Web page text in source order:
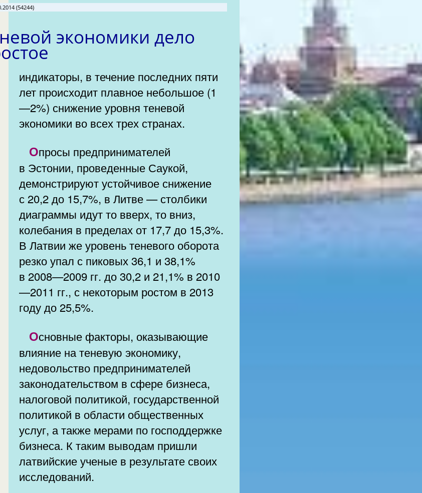
(54244)
экономики дело
индикаторы, в течение последних пяти
лет происходит плавное небольшое (1
—2%) снижение уровня теневой
экономики во всех трех странах.
Опросы предпринимателей
в Эстонии, проведенные Саукой,
демонстрируют устойчивое снижение
с 20,2 до 15,7%, в Литве — столбики
диаграммы идут то вверх, то вниз,
колебания в пределах от 17,7 до 15,3%.
В Латвии же уровень теневого оборота
резко упал с пиковых 36,1 и 38,1%
в 2008—2009 гг. до 30,2 и 21,1% в 2010
—2011 гг., с некоторым ростом в 2013
году до 25,5%.
Основные факторы, оказывающие
влияние на теневую экономику,
недовольство предпринимателей
законодательством в сфере бизнеса,
налоговой политикой, государственной
политикой в области общественных
услуг, а также мерами по господдержке
бизнеса. К таким выводам пришли
латвийские ученые в результате своих
исследований.